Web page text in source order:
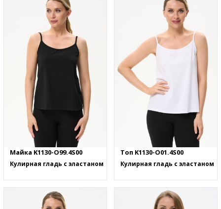
Майка K1130-O99.4S00
Кулирная гладь с эластаном
Топ K1130-O01.4S00
Кулирная гладь с эластаном